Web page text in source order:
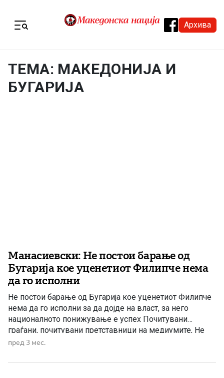
Архива
ТЕМА: МАКЕДОНИЈА И
БУГАРИЈА
Манасиевски: Не постои барање од
Бугарија кое уценетиот Филипче нема
да го исполни
Не постои барање од Бугарија кое уценетиот Филипче
нема да го исполни за да дојде на власт, за него
националното понижување е успех Почитувани
граѓани, почитувани претставници на медиумите, Не
постои барање од Бугарија кое уценетиот Филипче
бугарските власти не нарекуваат „северномакедонци”,
пред 3 мес.